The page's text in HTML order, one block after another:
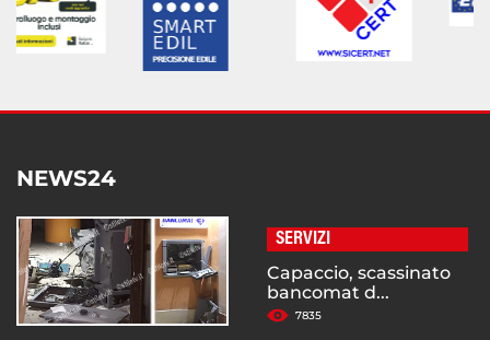
NEWS24
SERVIZI
Capaccio, scassinato
bancomat d...
7835